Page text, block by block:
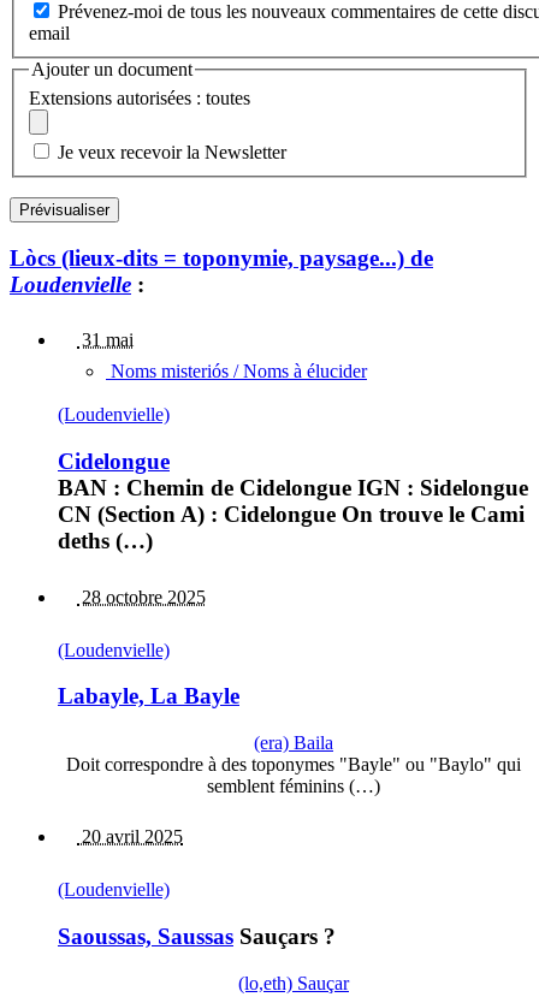
Prévenez-moi de tous les nouveaux commentaires de cette
email
Ajouter un document
Extensions autorisées : toutes
Je veux recevoir la Newsletter
Lòcs (lieux-dits = toponymie, paysage...) de
Loudenvielle :
31 mai
Noms misteriós / Noms à élucider
(Loudenvielle)
Cidelongue
BAN : Chemin de Cidelongue IGN : Sidelongue
CN (Section A) : Cidelongue On trouve le Cami
deths (…)
28 octobre 2025
(Loudenvielle)
Labayle, La Bayle
(era) Baila
Doit correspondre à des toponymes "Bayle" ou "Baylo" qui
semblent féminins (…)
20 avril 2025
(Loudenvielle)
Saoussas, Saussas Sauçars ?
(lo,eth) Sauçar